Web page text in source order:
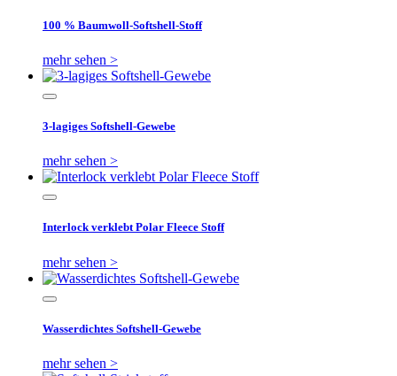
100 % Baumwoll-Softshell-Stoff
mehr sehen >
3-lagiges Softshell-Gewebe
mehr sehen >
Interlock verklebt Polar Fleece Stoff
mehr sehen >
Wasserdichtes Softshell-Gewebe
mehr sehen >